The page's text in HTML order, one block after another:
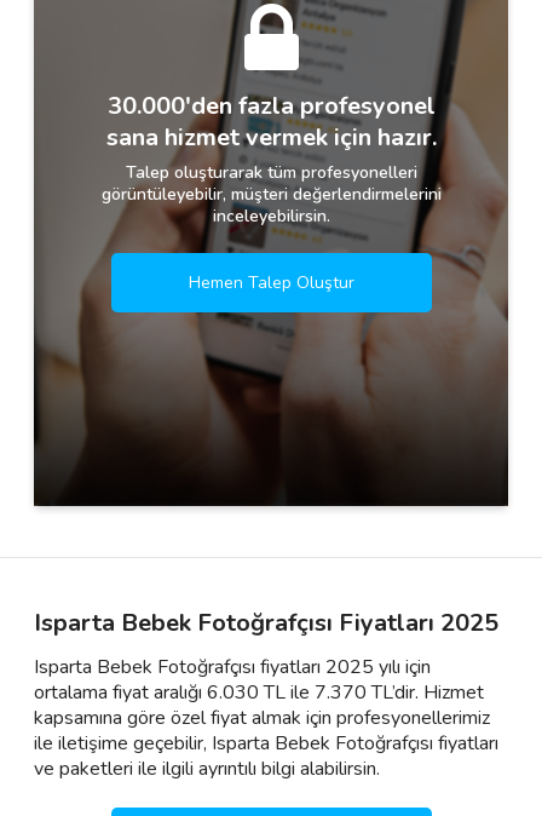
30.000'den fazla profesyonel
sana hizmet vermek için hazır.
Talep oluşturarak tüm profesyonelleri
görüntüleyebilir, müşteri değerlendirmelerini
inceleyebilirsin.
Hemen Talep Oluştur
Isparta Bebek Fotoğrafçısı Fiyatları 2025
Isparta Bebek Fotoğrafçısı fiyatları 2025 yılı için
ortalama fiyat aralığı 6.030 TL ile 7.370 TL’dir. Hizmet
kapsamına göre özel fiyat almak için profesyonellerimiz
ile iletişime geçebilir, Isparta Bebek Fotoğrafçısı fiyatları
ve paketleri ile ilgili ayrıntılı bilgi alabilirsin.